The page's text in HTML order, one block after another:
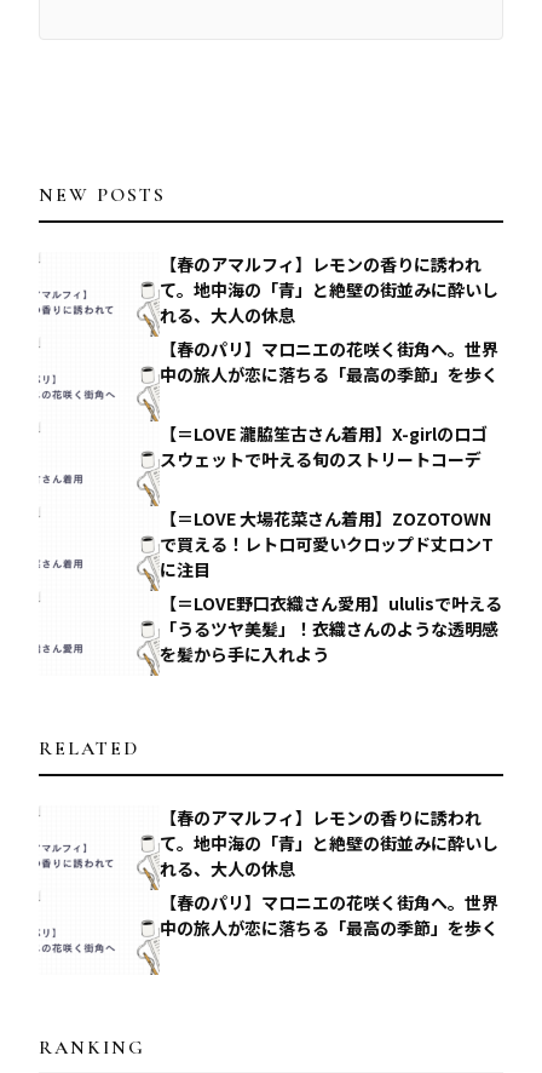
NEW POSTS
【春のアマルフィ】レモンの香りに誘われ
て。地中海の「青」と絶壁の街並みに酔いし
れる、大人の休息
【春のパリ】マロニエの花咲く街角へ。世界
中の旅人が恋に落ちる「最高の季節」を歩く
【＝LOVE 瀧脇笙古さん着用】X-girlのロゴ
スウェットで叶える旬のストリートコーデ
【＝LOVE 大場花菜さん着用】ZOZOTOWN
で買える！レトロ可愛いクロップド丈ロンT
に注目
【＝LOVE野口衣織さん愛用】ululisで叶える
「うるツヤ美髪」！衣織さんのような透明感
を髪から手に入れよう
RELATED
【春のアマルフィ】レモンの香りに誘われ
て。地中海の「青」と絶壁の街並みに酔いし
れる、大人の休息
【春のパリ】マロニエの花咲く街角へ。世界
中の旅人が恋に落ちる「最高の季節」を歩く
RANKING